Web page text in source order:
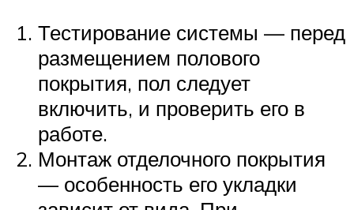
Тестирование системы — перед
размещением полового
покрытия, пол следует
включить, и проверить его в
работе.
Монтаж отделочного покрытия
— особенность его укладки